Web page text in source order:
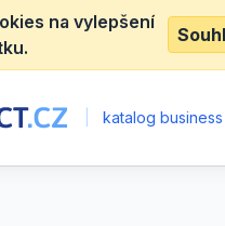
na vylepšení
katalog